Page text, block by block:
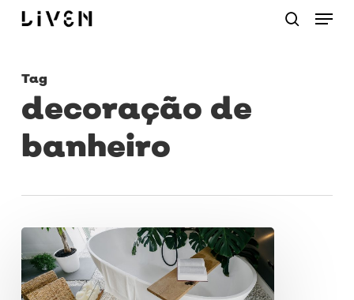
Skip
content
Menu
Tag
decoração de
banheiro
Como
decorar
banheiro: